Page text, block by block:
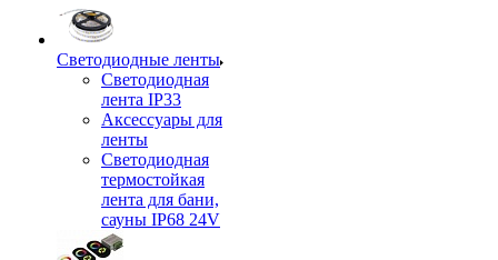
Светодиодные ленты
Светодиодная
лента IP33
Аксессуары для
ленты
Светодиодная
термостойкая
лента для бани,
сауны IP68 24V